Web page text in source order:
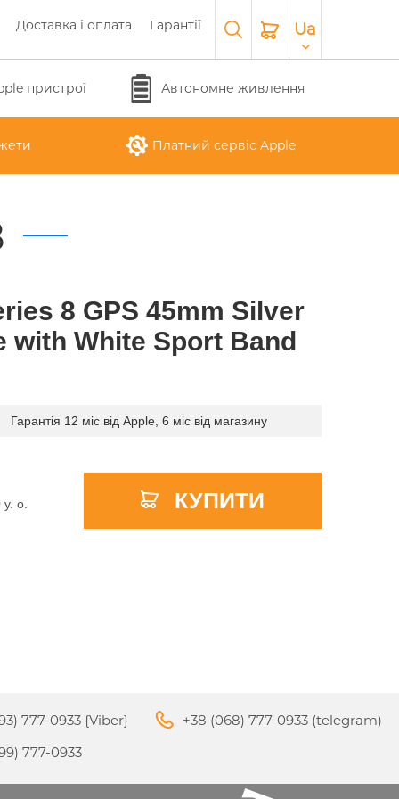
Доставка і оплата Гарантії Ua
APPLE MACBOOK PRO
16"
APPLE PENCIL ДЛЯ IPAD
PRO
пристрої
APPLE MAGIC
KEYBOARD
Автономне живлення
Платний сервіс Apple
8 GPS 45mm Silver
with White Sport Band
Гарантія 12 міс від Apple, 6 міс від магазину
y. о. КУПИТИ
777-0933 {Viber}
777-0933
+38 (068) 777-0933 (telegram)